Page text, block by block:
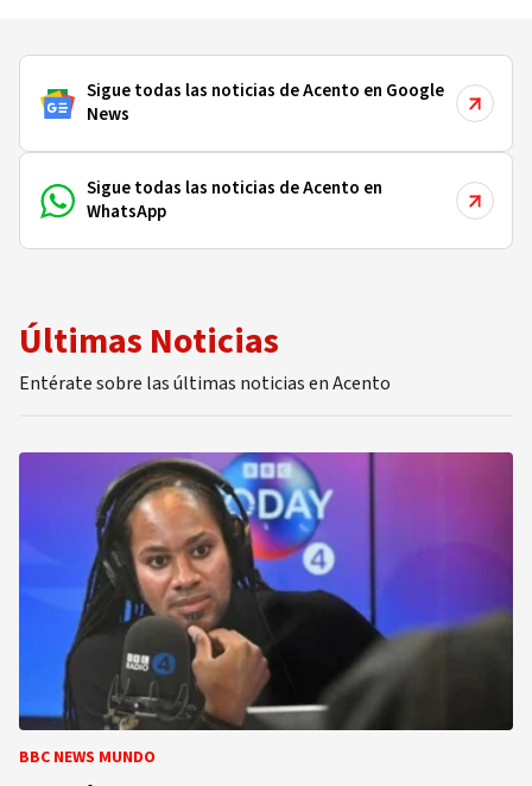
Sigue todas las noticias de Acento en Google
News
Sigue todas las noticias de Acento en
WhatsApp